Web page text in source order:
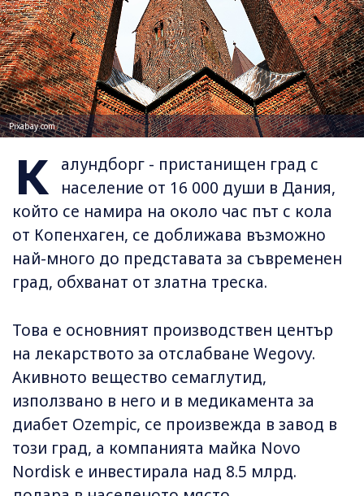
Pixabay.com
К
алундборг - пристанищен град с
население от 16 000 души в Дания,
който се намира на около час път с кола
от Копенхаген, се доближава възможно
най-много до представата за съвременен
град, обхванат от златна треска.
Това е основният производствен център
на лекарството за отслабване Wegovy.
Акивното вещество семаглутид,
използвано в него и в медикамента за
диабет Ozempic, се произвежда в завод в
този град, а компанията майка Novo
Nordisk е инвестирала над 8.5 млрд.